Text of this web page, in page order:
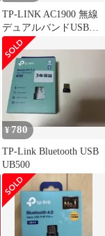
TP-LINK AC1900 無線
デュアルバンドUSBア
ダプター 2点セット
¥780
TP-Link Bluetooth USB
UB500